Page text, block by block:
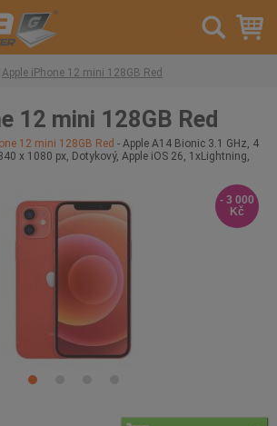
Apple iPhone 12 mini 128GB Red
12 mini 128GB Red
12 mini 128GB Red - Apple A14 Bionic 3.1 GHz, 4
x 1080 px, Dotykový, Apple iOS 26, 1xLightning,
- 3 000
Kč